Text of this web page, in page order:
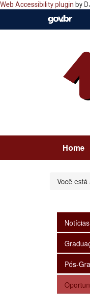
Web Accessibility plugin by
Home
Você está
Pós-